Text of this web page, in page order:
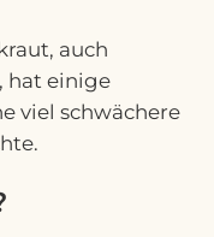
auch
hat einige
viel schwächere